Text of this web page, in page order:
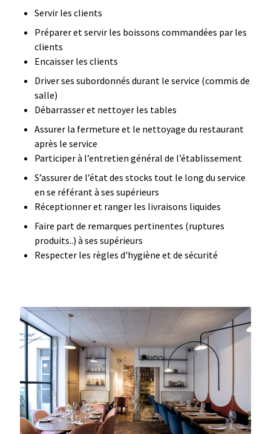
Servir les clients
Préparer et servir les boissons commandées par les
clients
Encaisser les clients
Driver ses subordonnés durant le service (commis de
salle)
Débarrasser et nettoyer les tables
Assurer la fermeture et le nettoyage du restaurant
après le service
Participer à l’entretien général de l’établissement
S’assurer de l’état des stocks tout le long du service
en se référant à ses supérieurs
Réceptionner et ranger les livraisons liquides
Faire part de remarques pertinentes (ruptures
produits..) à ses supérieurs
Respecter les règles d'hygiène et de sécurité